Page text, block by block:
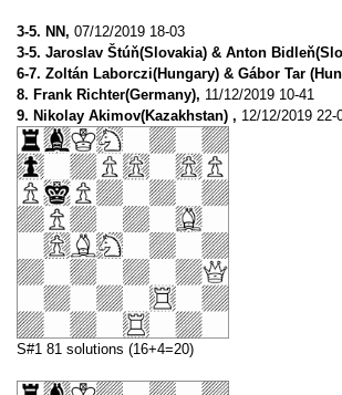
3-5. NN, 07/12/2019 18-03
3-5. Jaroslav Štúň(Slovakia) & Anton
6-7. Zoltán Laborczi(Hungary) & Gábor Tar
8. Frank Richter(Germany), 11/12/2019 10-41
9. Nikolay Akimov(Kazakhstan) , 12/12/2019 22-
S#1 81 solutions (16+4=20)